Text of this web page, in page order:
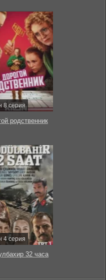
8 серия
родственник
4 серия
32 часа